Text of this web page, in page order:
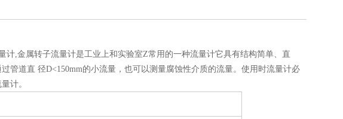
,金属转子流量计是工业上和实验室Z常用的一种流量计它具有结构简单、直
管道直 径D<150mm的小流量，也可以测量腐蚀性介质的流量。使用时流量计必
计。